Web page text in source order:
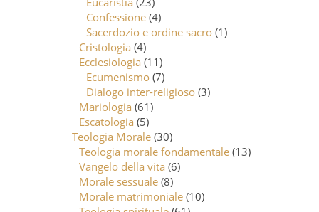
Confessione (4)
Sacerdozio e ordine sacro (1)
Cristologia (4)
Ecclesiologia (11)
Ecumenismo (7)
Dialogo inter-religioso (3)
Mariologia (61)
Escatologia (5)
Teologia Morale (30)
Teologia morale fondamentale (13)
Vangelo della vita (6)
Morale sessuale (8)
Morale matrimoniale (10)